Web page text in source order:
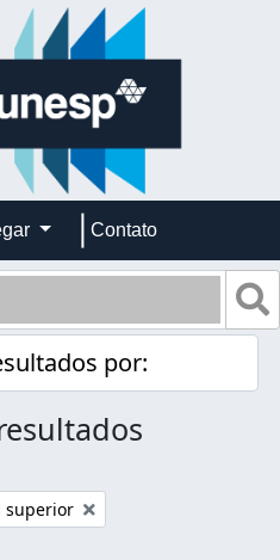
Contato
por:
superior